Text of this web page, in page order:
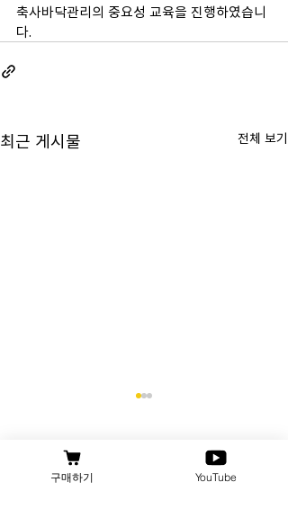
축사바닥관리의 중요성 교육을 진행하였습니
다.
최근 게시물 전체 보기
OTHER MEDIA
구매하기 YouTube